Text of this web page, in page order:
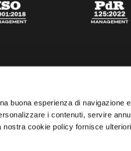
buona esperienza di navigazione
i contenuti, servire
cookie policy fornisce